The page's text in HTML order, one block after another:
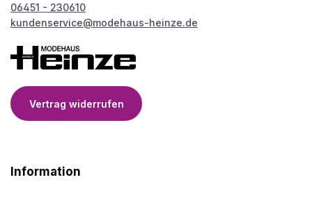
06451 - 230610
kundenservice@modehaus-heinze.de
Vertrag widerrufen
Information